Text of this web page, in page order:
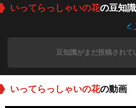
いってらっしゃいの花の豆知
豆知識がまだ投稿されて
いってらっしゃいの花の動画